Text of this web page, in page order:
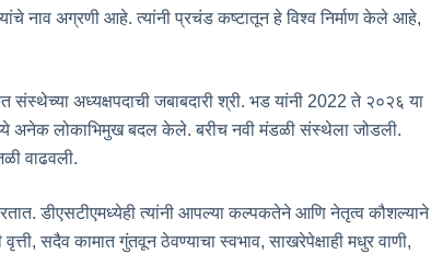
यांचे नाव अग्रणी आहे. त्यांनी प्रचंड कष्टातून हे विश्व निर्माण केले आहे,
अध्यक्षपदाची जबाबदारी श्री. भड यांनी 2022 ते २०२६ या
अनेक लोकाभिमुख बदल केले. बरीच नवी मंडळी संस्थेला जोडली.
वाढवली.
डीएसटीएमध्येही त्यांनी आपल्या कल्पकतेने आणि नेतृत्व कौशल्याने
सदैव कामात गुंतवून ठेवण्याचा स्वभाव, साखरेपेक्षाही मधुर वाणी,